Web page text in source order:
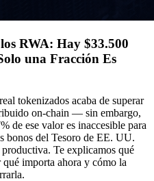
RWA: Hay $33.500
una Fracción Es
tokenizados acaba de superar
on-chain — sin embargo,
de ese valor es inaccesible para
bonos del Tesoro de EE. UU.
Te explicamos qué
importa ahora y cómo la